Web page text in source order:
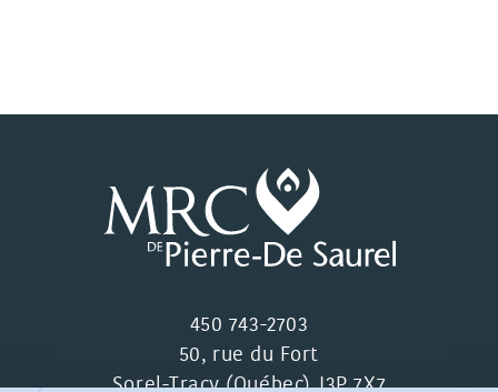
450 743-2703
50, rue du Fort
Sorel-Tracy (Québec) J3P 7X7